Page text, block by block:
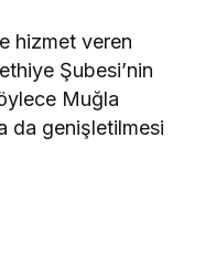
hizmet veren
Şubesi’nin
Muğla
da genişletilmesi